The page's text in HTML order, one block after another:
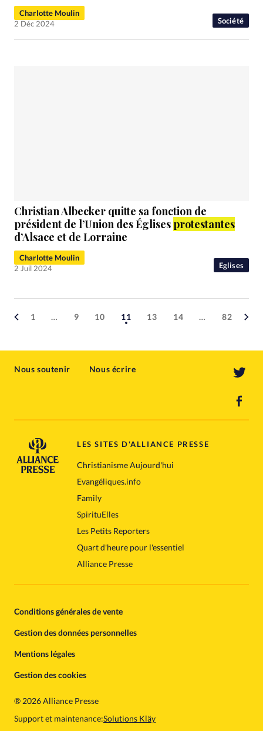
Société
Charlotte Moulin
2 Déc 2024
Eglises
Christian Albecker quitte sa fonction de
président de l’Union des Églises protestantes
d’Alsace et de Lorraine
Charlotte Moulin
2 Juil 2024
1 … 9 10 11 13 14 … 82
Nous soutenir Nous écrire
LES SITES D'ALLIANCE PRESSE
Christianisme Aujourd'hui
Evangéliques.info
Family
SpirituElles
Les Petits Reporters
Quart d'heure pour l'essentiel
Alliance Presse
Conditions générales de vente
Gestion des données personnelles
Mentions légales
Gestion des cookies
® 2026 Alliance Presse
Support et maintenance:Solutions Kläy